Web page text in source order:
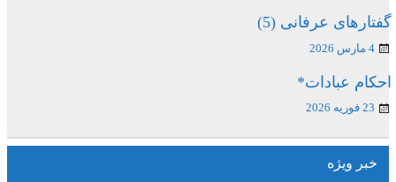
گفتارهای عرفانی (5)
4 مارس 2026
احکام عبادات*
23 فوریه 2026
خبر ویژه